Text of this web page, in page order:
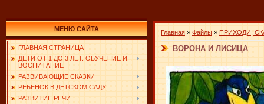
МЕНЮ САЙТА
ГЛАВНАЯ СТРАНИЦА
ДЕТИ ОТ 1 ДО 3 ЛЕТ. ОБУЧЕНИЕ И
ВОСПИТАНИЕ
РАЗВИВАЮЩИЕ СКАЗКИ
РЕБЕНОК В ДЕТСКОМ САДУ
РАЗВИТИЕ РЕЧИ
Главная » Файлы » ПРИХОДИ,
ВОРОНА И ЛИСИЦА